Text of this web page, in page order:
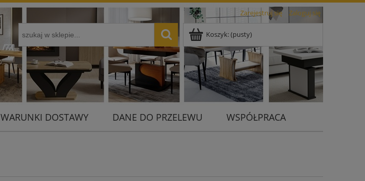
Zarejestruj się Zaloguj się
Koszyk:(pusty)
WARUNKI DOSTAWY DANE DO PRZELEWU
WSPÓŁPRACA